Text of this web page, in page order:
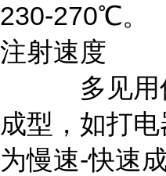
230-270℃。
注射速度
多见用偏
成型，如打
为慢速-快速成